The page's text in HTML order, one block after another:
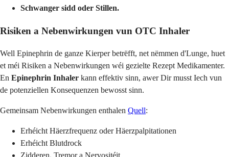
Schwanger sidd oder Stillen.
Risiken a Nebenwirkungen vun OTC Inhaler
Well Epinephrin de ganze Kierper betrëfft, net nëmmen d'Lunge, huet
et méi Risiken a Nebenwirkungen wéi gezielte Rezept Medikamenter.
En Epinephrin Inhaler kann effektiv sinn, awer Dir musst Iech vun
de potenziellen Konsequenzen bewosst sinn.
Gemeinsam Nebenwirkungen enthalen Quell:
Erhéicht Häerzfrequenz oder Häerzpalpitationen
Erhéicht Blutdrock